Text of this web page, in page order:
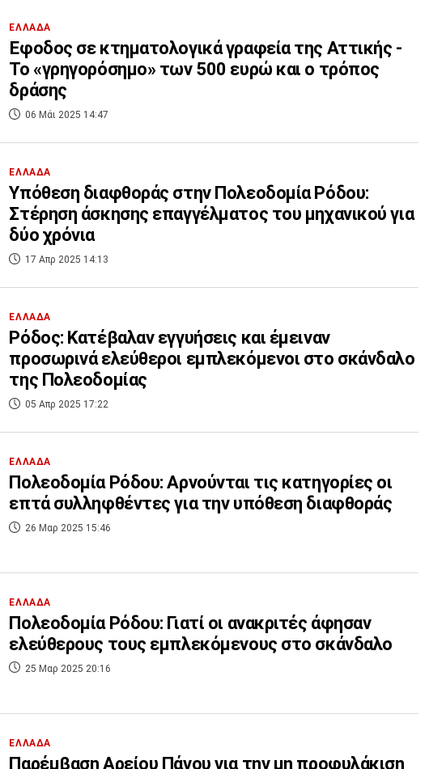
ΕΛΛΑΔΑ
Έφοδος σε κτηματολογικά γραφεία της Αττικής -
Το «γρηγορόσημο» των 500 ευρώ και ο τρόπος
δράσης
06 Μάι 2025 14:47
ΕΛΛΑΔΑ
Υπόθεση διαφθοράς στην Πολεοδομία Ρόδου:
Στέρηση άσκησης επαγγέλματος του μηχανικού για
δύο χρόνια
17 Απρ 2025 14:13
ΕΛΛΑΔΑ
Ρόδος: Κατέβαλαν εγγυήσεις και έμειναν
προσωρινά ελεύθεροι εμπλεκόμενοι στο σκάνδαλο
της Πολεοδομίας
05 Απρ 2025 17:22
ΕΛΛΑΔΑ
Πολεοδομία Ρόδου: Αρνούνται τις κατηγορίες οι
επτά συλληφθέντες για την υπόθεση διαφθοράς
26 Μαρ 2025 15:46
ΕΛΛΑΔΑ
Πολεοδομία Ρόδου: Γιατί οι ανακριτές άφησαν
ελεύθερους τους εμπλεκόμενους στο σκάνδαλο
25 Μαρ 2025 20:16
ΕΛΛΑΔΑ
Παρέμβαση Αρείου Πάγου για την μη προφυλάκιση